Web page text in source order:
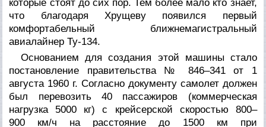
которые стоят до сих пор. Тем более мало кто знает,
что благодаря Хрущеву появился первый
комфортабельный ближнемагистральный
авиалайнер Ту-134.
Основанием для создания этой машины стало
постановление правительства № 846–341 от 1
августа 1960 г. Согласно документу самолет должен
был перевозить 40 пассажиров (коммерческая
нагрузка 5000 кг) с крейсерской скоростью 800–
900 км/ч на расстояние до 1500 км при